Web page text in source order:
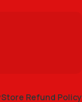
Store Refund Policy